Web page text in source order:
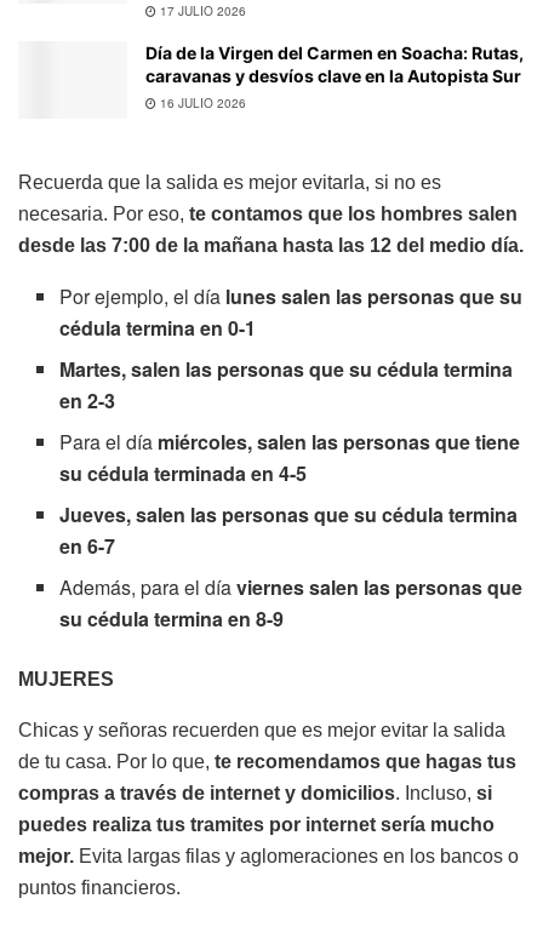
17 JULIO 2026
Día de la Virgen del Carmen en Soacha: Rutas,
caravanas y desvíos clave en la Autopista Sur
16 JULIO 2026
Recuerda que la salida es mejor evitarla, si no es
necesaria. Por eso, te contamos que los hombres salen
desde las 7:00 de la mañana hasta las 12 del medio día.
Por ejemplo, el día lunes salen las personas que su
cédula termina en 0-1
Martes, salen las personas que su cédula termina
en 2-3
Para el día miércoles, salen las personas que tiene
su cédula terminada en 4-5
Jueves, salen las personas que su cédula termina
en 6-7
Además, para el díaviernes salen las personas que
su cédula termina en 8-9
MUJERES
Chicas y señoras recuerden que es mejor evitar la salida
de tu casa. Por lo que, te recomendamos que hagas tus
compras a través de internet y domicilios. Incluso, si
puedes realiza tus tramites por internet sería mucho
mejor. Evita largas filas y aglomeraciones en los bancos o
puntos financieros.